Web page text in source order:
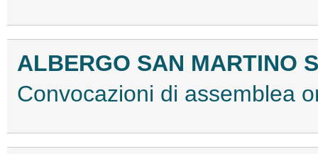
ALBERGO SAN MARTINO
Convocazioni di assemblea